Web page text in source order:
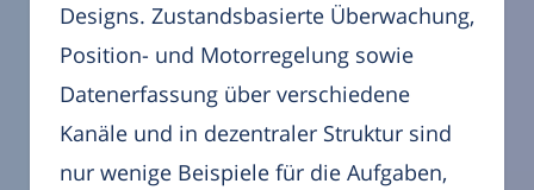
Designs. Zustandsbasierte Überwachung,
Position- und Motorregelung sowie
Datenerfassung über verschiedene
Kanäle und in dezentraler Struktur sind
nur wenige Beispiele für die Aufgaben,